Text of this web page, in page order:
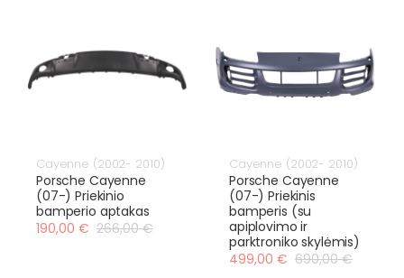
Cayenne (2002- 2010)
Porsche Cayenne
(07-) Priekinio
bamperio aptakas
190,00 € 266,00 €
Cayenne (2002- 2010)
Porsche Cayenne
(07-) Priekinis
bamperis (su
apiplovimo ir
parktroniko skylėmis)
499,00 € 690,00 €